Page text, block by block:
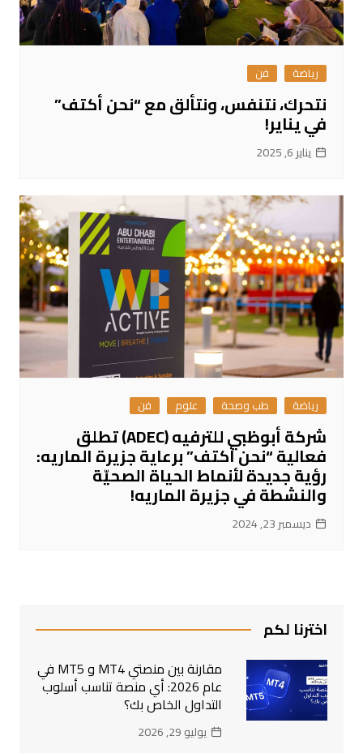
رياضة فن
نتحرك، نتنفس، ونتألق مع “نحن أكتف”
في يناير!
يناير 6, 2025
رياضة طب وصحة علوم فن
شركة أبوظبي للترفيه (ADEC) تطلق
فعالية “نحن أكتف” برعاية جزيرة الماريه:
رؤية جديدة لأنماط الحياة الصحيّة
والنشطة في جزيرة الماريه!
ديسمبر 23, 2024
اخترنا لكم
مقارنة بين منصتي MT4 و MT5 في
عام 2026: أي منصة تناسب أسلوب
التداول الخاص بك؟
يوليو 29, 2026